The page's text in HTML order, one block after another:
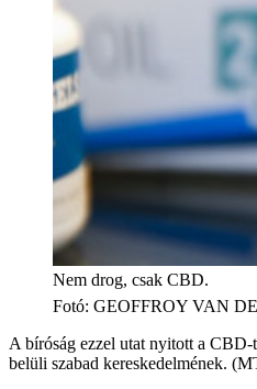
Nem drog, csak CBD.
Fotó: GEOFFROY VAN
A bíróság ezzel utat nyitott a
belüli szabad kereskedelmének.